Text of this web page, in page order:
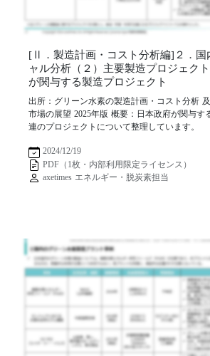
[Ⅱ．製造計画・コスト分析編]２．国
ャル分析（２）主要製造プロジェク
が関与する製造プロジェクト
出所：グリーン水素の製造計画・コスト分析
市場の展望 2025年版 概要：日本政府が関与す
連のプロジェクトについて整理しています。
2024/12/19
PDF（1枚・内部利用限定ライセンス）
axetimes エネルギー・脱炭素担当